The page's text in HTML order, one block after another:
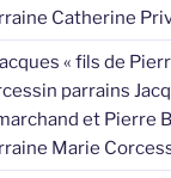
Catherine
« fils de
parrains
et Pierre
Marie